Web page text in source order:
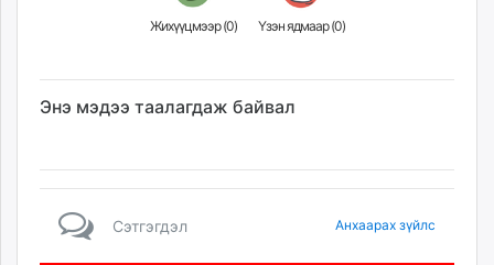
Жихүүцмээр (0) Үзэн ядмаар (0)
Энэ мэдээ таалагдаж байвал
Сэтгэгдэл Анхаарах зүйлс